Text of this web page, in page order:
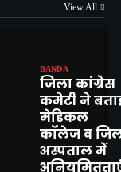
View All
BANDA
जिला कांग्रेस
कमेटी ने
मेडिकल
कॉलेज व
अस्पताल में
पंचायत सचिव
एवं
मांग
विभाग की
में